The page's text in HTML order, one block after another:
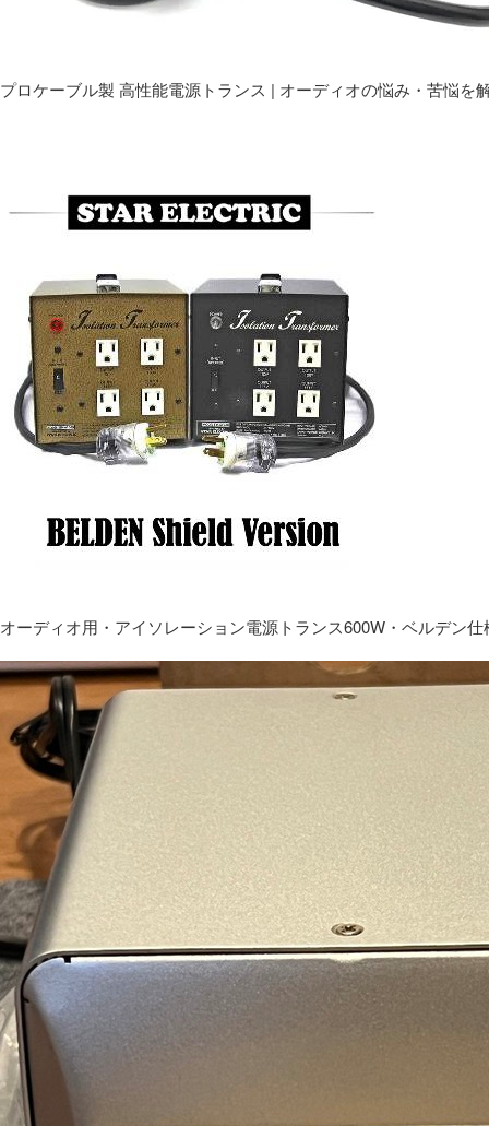
プロケーブル製 高性能電源トランス | オーディオの悩み・苦悩を
オーディオ用・アイソレーション電源トランス600W・ベルデン仕